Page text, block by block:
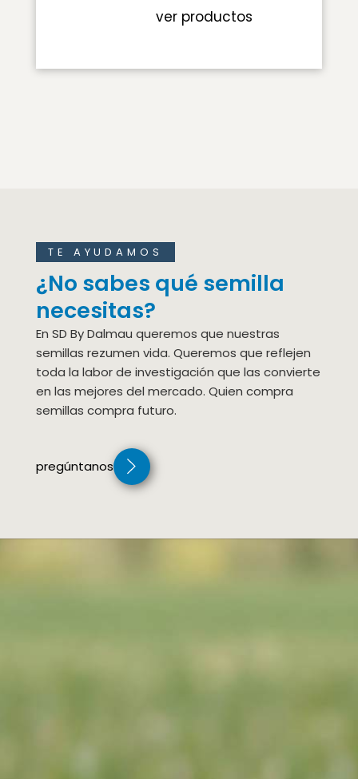
ver productos
TE AYUDAMOS
¿No sabes qué semilla
necesitas?
En SD By Dalmau queremos que nuestras
semillas rezumen vida. Queremos que reflejen
toda la labor de investigación que las convierte
en las mejores del mercado. Quien compra
semillas compra futuro.
pregúntanos